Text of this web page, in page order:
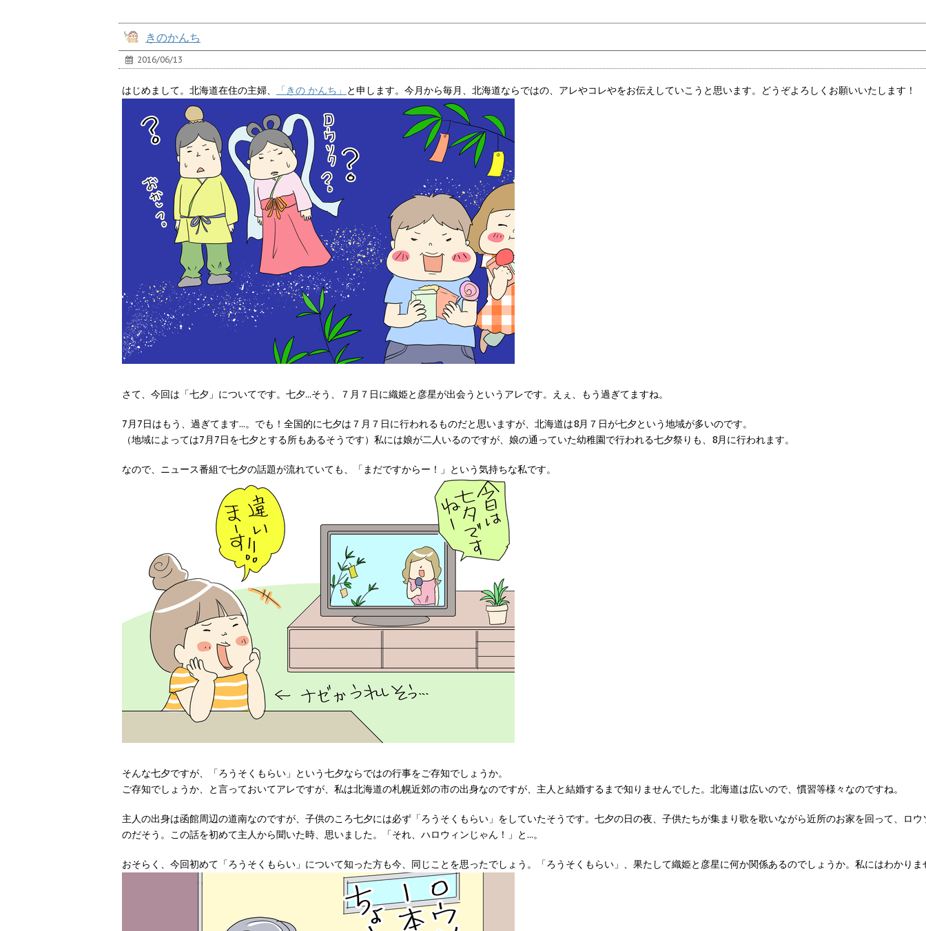
きのかんち
2016/06/13
はじめまして。北海道在住の主婦、 「きの かんち」 と申します。今月から毎月、北海道ならではの、アレやコレやをお伝えしていこうと思います。どうぞよろしくお願いいたします！
さて、今回は「七夕」についてです。七夕...そう、７月７日に織姫と彦星が出会うというアレです。えぇ、もう過ぎてますね。
7月7日はもう、過ぎてます...。でも！全国的に七夕は７月７日に行われるものだと思いますが、北海道は8月７日が七夕という地域が多いのです。
（地域によっては7月7日を七夕とする所もあるそうです）私には娘が二人いるのですが、娘の通っていた幼稚園で行われる七夕祭りも、8月に行われます。
なので、ニュース番組で七夕の話題が流れていても、「まだですからー！」という気持ちな私です。
そんな七夕ですが、「ろうそくもらい」という七夕ならではの行事をご存知でしょうか。
ご存知でしょうか、と言っておいてアレですが、私は北海道の札幌近郊の市の出身なのですが、主人と結婚するまで知りませんでした。北海道は広いので、慣習等様々なのですね。
主人の出身は函館周辺の道南なのですが、子供のころ七夕には必ず「ろうそくもらい」をしていたそうです。七夕の日の夜、子供たちが集まり歌を歌いながら近所のお家を回って、ロ
のだそう。この話を初めて主人から聞いた時、思いました。「それ、ハロウィンじゃん！」と...。
おそらく、今回初めて「ろうそくもらい」について知った方も今、同じことを思ったでしょう。「ろうそくもらい」、果たして織姫と彦星に何か関係あるのでしょうか。私にはわかりま